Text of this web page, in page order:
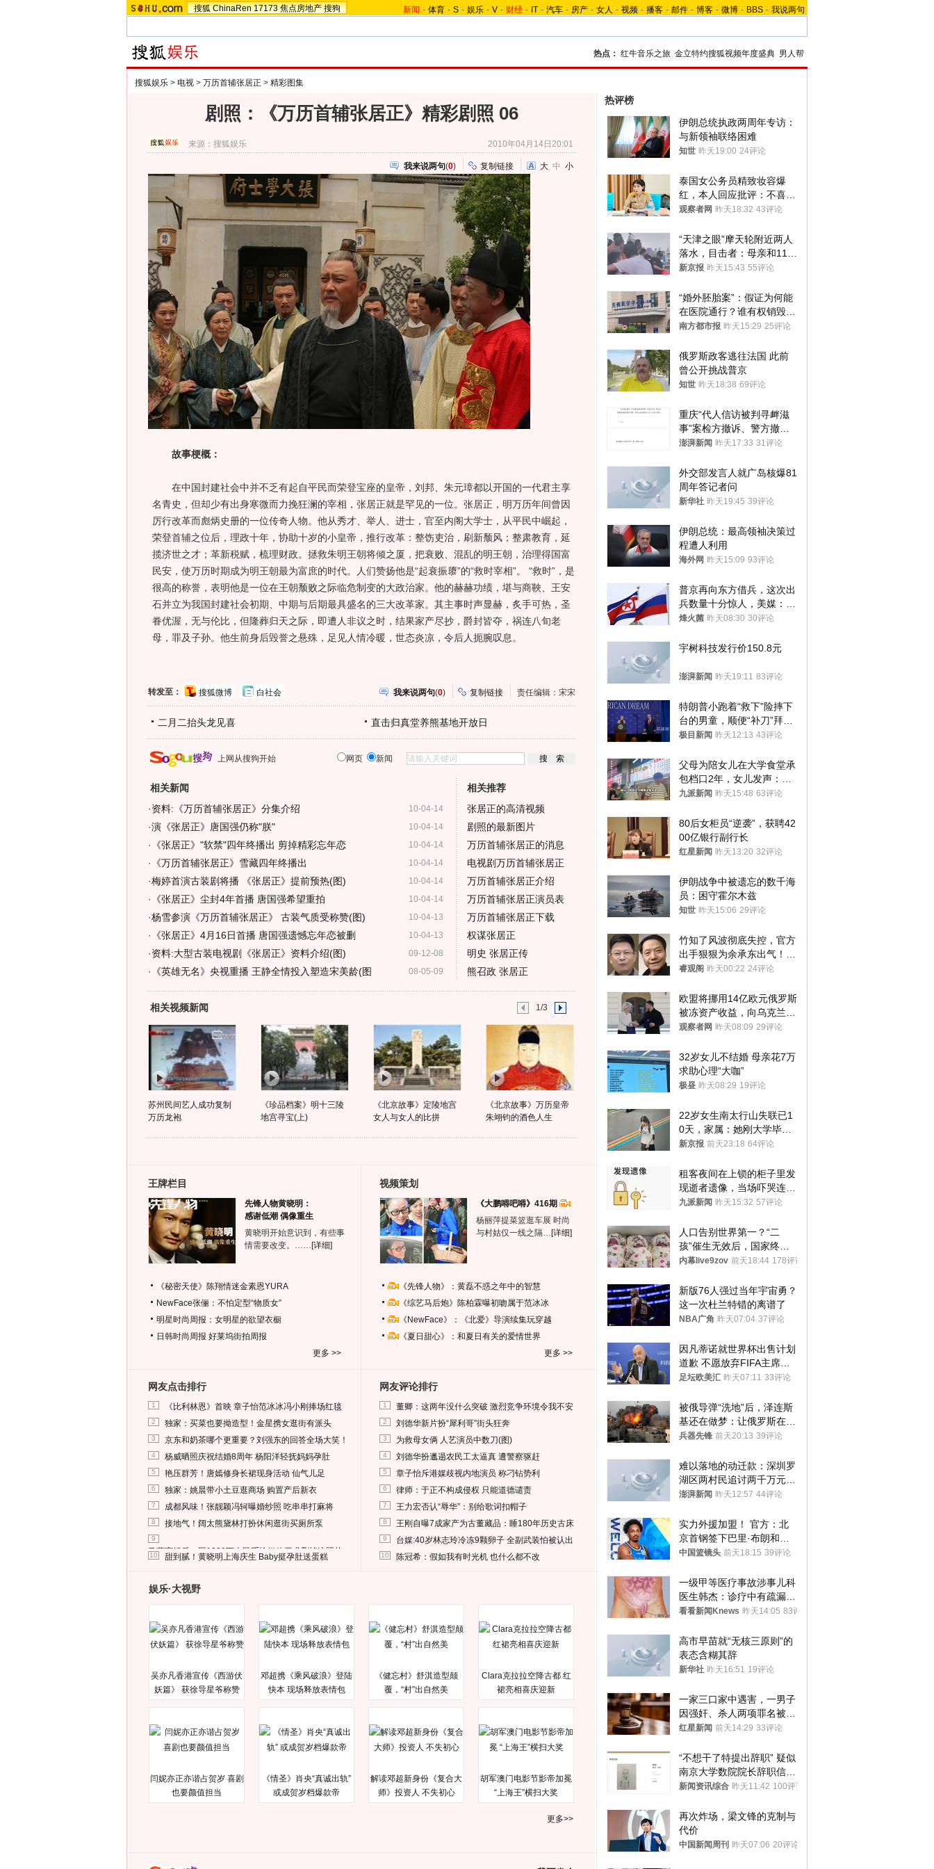
搜狐 ChinaRen 17173 焦点房地产 搜狗 新闻 - 体育 - S - 娱乐 - V - 财经 - IT - 汽车 - 房产 - 女人 - 视频 - 播客 - 邮件 - 博客 - 微博 - BBS - 我说两句
热点： 红牛音乐之旅 金立特约搜狐视频年度盛典 男人帮
搜狐娱乐 > 电视 > 万历首辅张居正 > 精彩图集
剧照：《万历首辅张居正》精彩剧照 06
来源：搜狐娱乐 2010年04月14日20:01
我来说两句(0) 复制链接 大 中 小
故事梗概：
在中国封建社会中并不乏有起自平民而荣登宝座的皇帝，刘邦、朱元璋都以开国的一代君主享
名青史，但却少有出身寒微而力挽狂澜的宰相，张居正就是罕见的一位。张居正，明万历年间曾因
厉行改革而彪炳史册的一位传奇人物。他从秀才、举人、进士，官至内阁大学士，从平民中崛起，
荣登首辅之位后，理政十年，协助十岁的小皇帝，推行改革：整饬吏治，刷新颓风；整肃教育，延
揽济世之才；革新税赋，梳理财政。拯救朱明王朝将倾之厦，把衰败、混乱的明王朝，治理得国富
民安，使万历时期成为明王朝最为富庶的时代。人们赞扬他是“起衰振隳”的“救时宰相”。 “救时”，是
很高的称誉，表明他是一位在王朝颓败之际临危制变的大政治家。他的赫赫功绩，堪与商鞅、王安
石并立为我国封建社会初期、中期与后期最具盛名的三大改革家。其主事时声显赫，炙手可热，圣
眷优渥，无与伦比，但隆葬归天之际，即遭人非议之时，结果家产尽抄，爵封皆夺，祸连八旬老
母，罪及子孙。他生前身后毁誉之悬殊，足见人情冷暖，世态炎凉，令后人扼腕叹息。
转发至： 搜狐微博 白社会 我来说两句(0) 复制链接 责任编辑：宋宋
二月二抬头龙见喜 直击归真堂养熊基地开放日
上网从搜狗开始 网页 新闻
相关新闻
10-04-14
·资料:《万历首辅张居正》分集介绍
10-04-14
·演《张居正》唐国强仍称"朕"
10-04-14
· 《张居正》"软禁"四年终播出 剪掉精彩忘年恋
10-04-14
· 《万历首辅张居正》雪藏四年终播出
10-04-14
·梅婷首演古装剧将播 《张居正》提前预热(图)
10-04-14
· 《张居正》尘封4年首播 唐国强希望重拍
10-04-13
·杨雪参演《万历首辅张居正》 古装气质受称赞(图)
10-04-13
· 《张居正》4月16日首播 唐国强遗憾忘年恋被删
09-12-08
·资料:大型古装电视剧《张居正》资料介绍(图)
08-05-09
· 《英雄无名》央视重播 王静全情投入塑造宋美龄(图
相关推荐
张居正的高清视频
剧照的最新图片
万历首辅张居正的消息
电视剧万历首辅张居正
万历首辅张居正介绍
万历首辅张居正演员表
万历首辅张居正下载
权谋张居正
明史 张居正传
熊召政 张居正
相关视频新闻 1/3
苏州民间艺人成功复制
万历龙袍
《珍品档案》明十三陵
地宫寻宝(上)
《北京故事》定陵地宫
女人与女人的比拼
《北京故事》万历皇帝
朱翊钧的酒色人生
王牌栏目
先锋人物黄晓明：
感谢低潮 偶像重生
黄晓明开始意识到，有些事
情需要改变。…… [详细]
《秘密天使》陈翔情迷金素恩YURA
NewFace张俪：不怕定型“物质女”
明星时尚周报：女明星的欲望衣橱
日韩时尚周报 好莱坞街拍周报
更多 >>
视频策划
《大鹏嘚吧嘚》416期
杨丽萍提菜篮逛车展 时尚
与村姑仅一线之隔… [详细]
《先锋人物》：黄磊不惑之年中的智慧
《综艺马后炮》陈柏霖曝初吻属于范冰冰
《NewFace》：《北爱》导演续集玩穿越
《夏日甜心》：和夏日有关的爱情世界
更多 >>
网友点击排行
1 《比利林恩》首映 章子怡范冰冰冯小刚捧场红毯
2 独家：买菜也要拗造型！金星携女逛街有派头
3 京东和奶茶哪个更重要？刘强东的回答全场大笑！
4 杨威晒照庆祝结婚8周年 杨阳洋轻抚妈妈孕肚
5 艳压群芳！唐嫣修身长裙现身活动 仙气儿足
6 独家：姚晨带小土豆逛商场 购置产后新衣
7 成都风味！张靓颖冯轲曝婚纱照 吃串串打麻将
8 接地气！阔太熊黛林打扮休闲逛街买厕所泵
9
马蓉离婚后，砸1000万人民币给媒体要求删掉这照片
10 甜到腻！黄晓明上海庆生 Baby挺孕肚送蛋糕
网友评论排行
1 董卿：这两年没什么突破 激烈竞争环境令我不安
2 刘德华新片扮“犀利哥”街头狂奔
3 为救母女俩 人艺演员中数刀(图)
4 刘德华扮邋遢农民工太逼真 遭警察驱赶
5 章子怡斥港媒歧视内地演员 称刁钻势利
6 律师：于正不构成侵权 只能道德谴责
7 王力宏否认“辱华”：别给歌词扣帽子
8 王刚自曝7成家产为古董藏品：睡180年历史古床
9 台媒:40岁林志玲冷冻9颗卵子 全副武装怕被认出
10 陈冠希：假如我有时光机 也什么都不改
娱乐·大视野
吴亦凡香港宣传《西游伏
妖篇》 获徐导星爷称赞
邓超携《乘风破浪》登陆
快本 现场释放表情包
《健忘村》舒淇造型颠
覆，“村”出自然美
Clara克拉拉空降古都 红
裙亮相喜庆迎新
闫妮亦正亦谐占贺岁 喜剧
也要颜值担当
《情圣》肖央“真诚出轨”
或成贺岁档爆款帝
解读邓超新身份《复合大
师》投资人 不失初心
胡军澳门电影节影帝加冕
“上海王”横扫大奖
更多>>
热评榜
伊朗总统执政两周年专访：
与新领袖联络困难
知世 昨天19:00 24评论
泰国女公务员精致妆容爆
红，本人回应批评：不喜欢
就别看
观察者网 昨天18:32 43评论
“天津之眼”摩天轮附近两人
落水，目击者：母亲和11岁
儿子先后被打捞上岸
新京报 昨天15:43 55评论
“婚外胚胎案”：假证为何能
在医院通行？谁有权销毁胚
胎？
南方都市报 昨天15:29 25评论
俄罗斯政客逃往法国 此前
曾公开挑战普京
知世 昨天18:38 69评论
重庆“代人信访被判寻衅滋
事”案检方撤诉、警方撤
案，两被告人获国赔
澎湃新闻 昨天17:33 31评论
外交部发言人就广岛核爆81
周年答记者问
新华社 昨天19:45 39评论
伊朗总统：最高领袖决策过
程遭人利用
海外网 昨天15:09 93评论
普京再向东方借兵，这次出
兵数量十分惊人，美媒：俄
朝要动真格？
烽火菌 昨天08:30 30评论
宇树科技发行价150.8元
澎湃新闻 昨天19:11 83评论
特朗普小跑着“救下”险摔下
台的男童，顺便“补刀”拜
登：“我可不想他像拜登一
极目新闻 昨天12:13 43评论
父母为陪女儿在大学食堂承
包档口2年，女儿发声：初
衷是为了陪伴，毕业后将不
九派新闻 昨天15:48 63评论
80后女柜员“逆袭”，获聘42
00亿银行副行长
红星新闻 昨天13:20 32评论
伊朗战争中被遗忘的数千海
员：困守霍尔木兹
知世 昨天15:06 29评论
竹知了风波彻底失控，官方
出手狠狠为余承东出气！雷
军果然没说错
睿观阁 昨天00:22 24评论
欧盟将挪用14亿欧元俄罗斯
被冻资产收益，向乌克兰提
供援助
观察者网 昨天08:09 29评论
32岁女儿不结婚 母亲花7万
求助心理“大咖”
极昼 昨天08:29 19评论
22岁女生南太行山失联已1
0天，家属：她刚大学毕业
想到山里旅行
新京报 前天23:18 64评论
租客夜间在上锁的柜子里发
现逝者遗像，当场吓哭连夜
搬离，房东退还押金
九派新闻 昨天15:32 57评论
人口告别世界第一？“二
孩”催生无效后，国家终于
向住房出手了！
内幕live9zov 前天18:44 178评论
新版76人强过当年宇宙勇？
这一次杜兰特错的离谱了
NBA广角 昨天07:04 37评论
因凡蒂诺就世界杯出售计划
道歉 不愿放弃FIFA主席职
位
足坛欧美汇 昨天07:11 33评论
被俄导弹“洗地”后，泽连斯
基还在做梦：让俄罗斯在冬
季前求和？
兵器先锋 前天20:13 39评论
难以落地的动迁款：深圳罗
湖区两村民追讨两千万元动
迁款八年未果
澎湃新闻 昨天12:57 44评论
实力外援加盟！ 官方：北
京首钢签下巴里·布朗和桑
普森
中国篮镜头 前天18:15 39评论
一级甲等医疗事故涉事儿科
医生韩杰：诊疗中有疏漏，
我认错，但不能认罪
看看新闻Knews 昨天14:05 83评论
高市早苗就“无核三原则”的
表态含糊其辞
新华社 昨天16:51 19评论
一家三口家中遇害，一男子
因强奸、杀人两项罪名被判
死缓 最高检介入后改判无
红星新闻 前天14:29 33评论
“不想干了特提出辞职” 疑似
南京大学数院院长辞职信流
传 院方回应
新闻资讯综合 昨天11:42 100评论
再次炸场，梁文锋的克制与
代价
中国新闻周刊 昨天07:06 20评论